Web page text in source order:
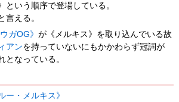
という順序で登場している。
言える。
ガOG》が《メルキス》を取り込んでいる故
アンを持っていないにもかかわらず冠詞が
となっている。
ー・メルキス》